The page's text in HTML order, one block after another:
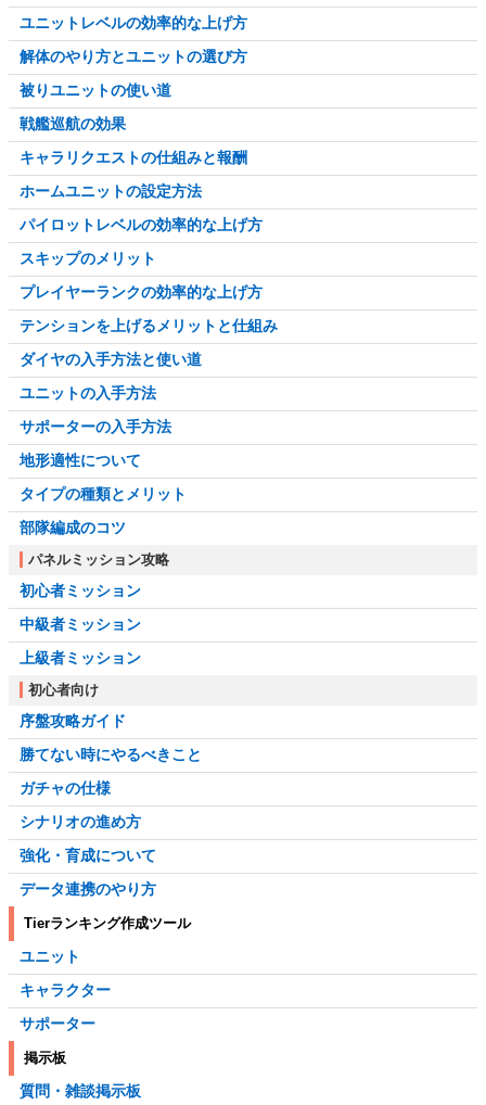
ユニットレベルの効率的な上げ方
解体のやり方とユニットの選び方
被りユニットの使い道
戦艦巡航の効果
キャラリクエストの仕組みと報酬
ホームユニットの設定方法
パイロットレベルの効率的な上げ方
スキップのメリット
プレイヤーランクの効率的な上げ方
テンションを上げるメリットと仕組み
ダイヤの入手方法と使い道
ユニットの入手方法
サポーターの入手方法
地形適性について
タイプの種類とメリット
部隊編成のコツ
パネルミッション攻略
初心者ミッション
中級者ミッション
上級者ミッション
初心者向け
序盤攻略ガイド
勝てない時にやるべきこと
ガチャの仕様
シナリオの進め方
強化・育成について
データ連携のやり方
Tierランキング作成ツール
ユニット
キャラクター
サポーター
掲示板
質問・雑談掲示板